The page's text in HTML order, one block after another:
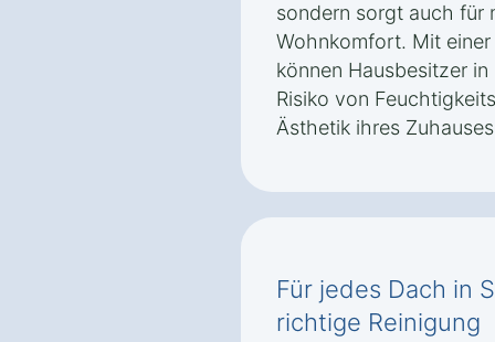
sondern sorgt auch für
Wohnkomfort. Mit
können Hausbesitzer
Risiko von
Ästhetik ihres
Für jedes Dach in
richtige Reinigung